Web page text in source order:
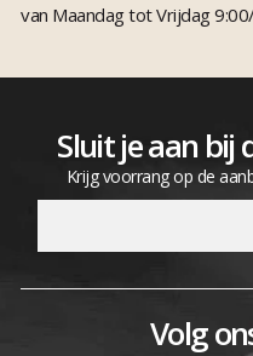
van Maandag tot Vrijdag
Sluit je aan bij
Krijg voorrang op de
Volg